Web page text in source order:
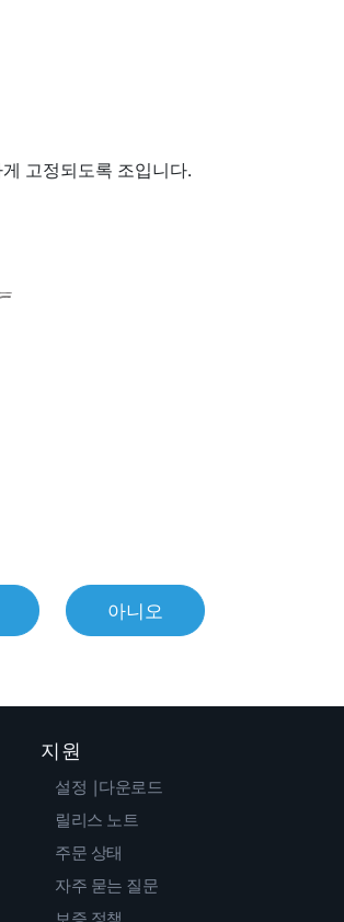
고정되도록 조입니다.
아니오
지원
설정 |다운로드
릴리스 노트
주문 상태
자주 묻는 질문